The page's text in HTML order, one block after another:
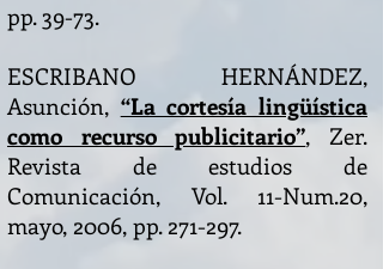
pp. 39-73.
ESCRIBANO HERNÁNDEZ,
Asunción, “La cortesía lingüística
como recurso publicitario”, Zer.
Revista de estudios de
Comunicación, Vol. 11-Num.20,
mayo, 2006, pp. 271-297.